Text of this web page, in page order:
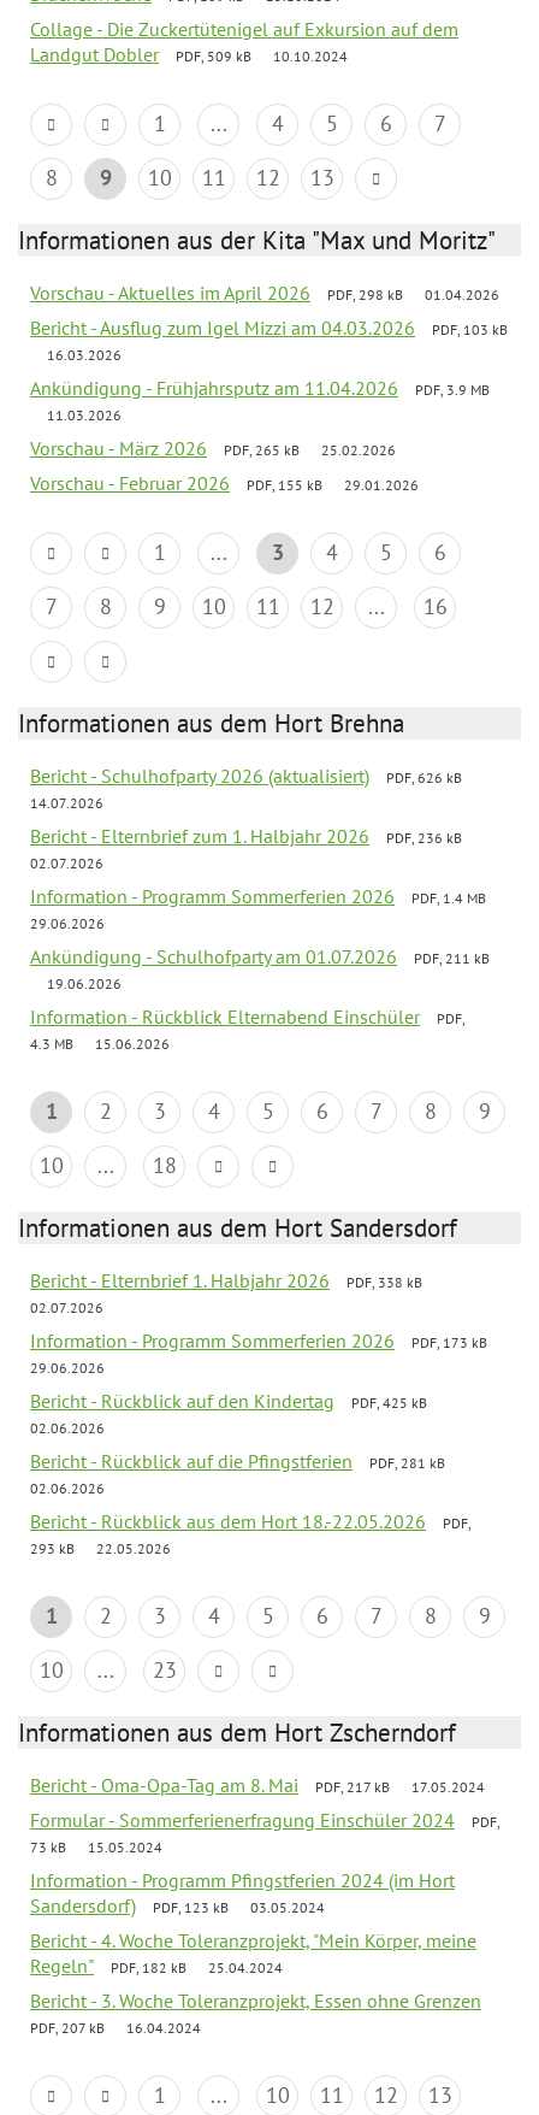
Collage - Die Zuckertütenigel auf Exkursion auf dem
Landgut Dobler
PDF, 509 kB 10.10.2024
1 ... 4 5 6
7
8
9 10 11 12 13
Informationen aus der Kita "Max und Moritz"
Vorschau - Aktuelles im April 2026 PDF, 298 kB 01.04.2026
Bericht - Ausflug zum Igel Mizzi am 04.03.2026
PDF, 103 kB
16.03.2026
Ankündigung - Frühjahrsputz am 11.04.2026
PDF, 3.9 MB
11.03.2026
Vorschau - März 2026 PDF, 265 kB 25.02.2026
Vorschau - Februar 2026 PDF, 155 kB 29.01.2026
1 ... 3 4 5
6
7
8 9 10 11 12 ... 16
Informationen aus dem Hort Brehna
Bericht - Schulhofparty 2026 (aktualisiert)
PDF, 626 kB
14.07.2026
Bericht - Elternbrief zum 1. Halbjahr 2026
PDF, 236 kB
02.07.2026
Information - Programm Sommerferien 2026
PDF, 1.4 MB
29.06.2026
Ankündigung - Schulhofparty am 01.07.2026
PDF, 211 kB
19.06.2026
Information - Rückblick Elternabend Einschüler
PDF,
4.3 MB
15.06.2026
1 2 3 4 5 6 7 8
9
10
... 18
Informationen aus dem Hort Sandersdorf
Bericht - Elternbrief 1. Halbjahr 2026
PDF, 338 kB
02.07.2026
Information - Programm Sommerferien 2026
PDF, 173 kB
29.06.2026
Bericht - Rückblick auf den Kindertag
PDF, 425 kB
02.06.2026
Bericht - Rückblick auf die Pfingstferien
PDF, 281 kB
02.06.2026
Bericht - Rückblick aus dem Hort 18.-22.05.2026
PDF,
293 kB
22.05.2026
1 2 3 4 5 6 7 8
9
10
... 23
Informationen aus dem Hort Zscherndorf
Bericht - Oma-Opa-Tag am 8. Mai PDF, 217 kB 17.05.2024
Formular - Sommerferienerfragung Einschüler 2024
PDF,
73 kB
15.05.2024
Information - Programm Pfingstferien 2024 (im Hort
Sandersdorf)
PDF, 123 kB 03.05.2024
Bericht - 4. Woche Toleranzprojekt, "Mein Körper, meine
Regeln"
PDF, 182 kB 25.04.2024
Bericht - 3. Woche Toleranzprojekt, Essen ohne Grenzen
PDF, 207 kB 16.04.2024
1 ... 10 11 12
13